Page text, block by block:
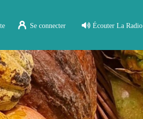
Se connecter Écouter La Radio